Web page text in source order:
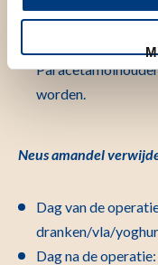
Geen aspirine of
(deze kunnen
worden.
Neus amandel
Dag van de
dranken/vla/
Dag na de